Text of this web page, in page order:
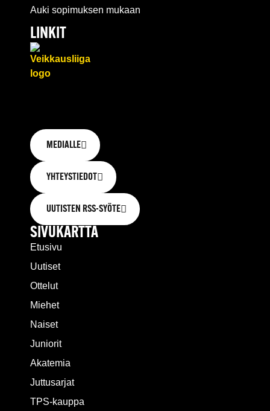
Auki sopimuksen mukaan
LINKIT
MEDIALLE
YHTEYSTIEDOT
UUTISTEN RSS-SYÖTE
SIVUKARTTA
Etusivu
Uutiset
Ottelut
Miehet
Naiset
Juniorit
Akatemia
Juttusarjat
TPS-kauppa